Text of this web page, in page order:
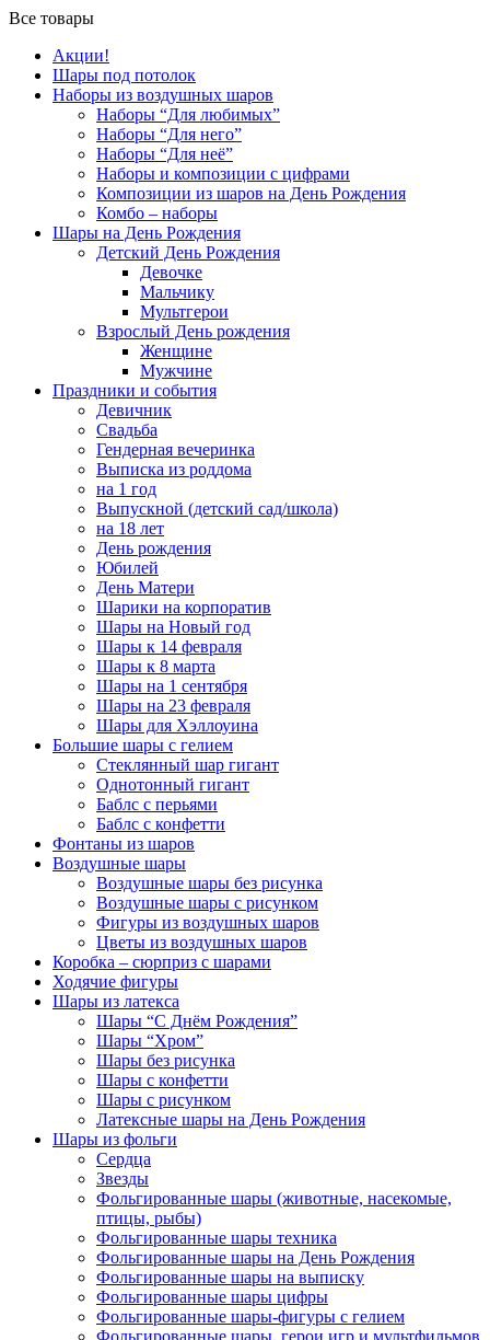
Все товары
Акции!
Шары под потолок
Наборы из воздушных шаров
Наборы “Для любимых”
Наборы “Для него”
Наборы “Для неё”
Наборы и композиции с цифрами
Композиции из шаров на День Рождения
Комбо – наборы
Шары на День Рождения
Детский День Рождения
Девочке
Мальчику
Мультгерои
Взрослый День рождения
Женщине
Мужчине
Праздники и события
Девичник
Свадьба
Гендерная вечеринка
Выписка из роддома
на 1 год
Выпускной (детский сад/школа)
на 18 лет
День рождения
Юбилей
День Матери
Шарики на корпоратив
Шары на Новый год
Шары к 14 февраля
Шары к 8 марта
Шары на 1 сентября
Шары на 23 февраля
Шары для Хэллоуина
Большие шары с гелием
Стеклянный шар гигант
Однотонный гигант
Баблс с перьями
Баблс с конфетти
Фонтаны из шаров
Воздушные шары
Воздушные шары без рисунка
Воздушные шары с рисунком
Фигуры из воздушных шаров
Цветы из воздушных шаров
Коробка – сюрприз с шарами
Ходячие фигуры
Шары из латекса
Шары “С Днём Рождения”
Шары “Хром”
Шары без рисунка
Шары с конфетти
Шары с рисунком
Латексные шары на День Рождения
Шары из фольги
Сердца
Звезды
Фольгированные шары (животные, насекомые,
птицы, рыбы)
Фольгированные шары техника
Фольгированные шары на День Рождения
Фольгированные шары на выписку
Фольгированные шары цифры
Фольгированные шары-фигуры с гелием
Фольгированные шары, герои игр и мультфильмов